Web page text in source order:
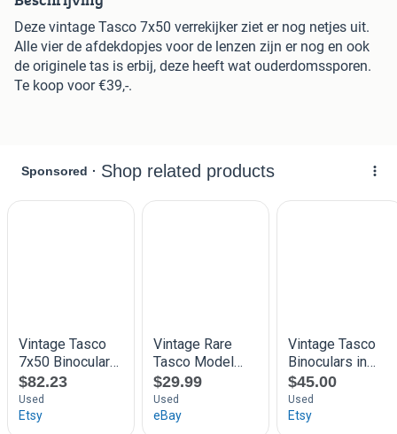
Deze vintage Tasco 7x50 verrekijker ziet er nog netjes uit.
Alle vier de afdekdopjes voor de lenzen zijn er nog en ook
de originele tas is erbij, deze heeft wat ouderdomssporen.
Te koop voor €39,-.